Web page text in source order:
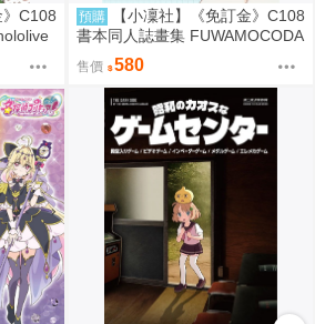
》C108
預購
【小凜社】《免訂金》C108
書本同人誌畫集 FUWAMOCODA
YS6 イコモチ hololive
售價 580